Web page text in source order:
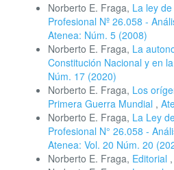
Norberto E. Fraga, La ley
Profesional Nº 26.058 -
Atenea: Núm. 5 (2008)
Norberto E. Fraga, La
Constitución Nacional y en
Núm. 17 (2020)
Norberto E. Fraga, Los
Primera Guerra Mundial ,
Norberto E. Fraga, La Ley
Profesional N° 26.058 ‐
Atenea: Vol. 20 Núm. 20
Norberto E. Fraga, Editorial ,